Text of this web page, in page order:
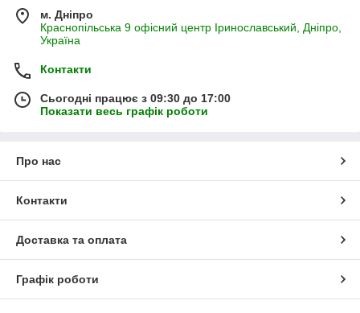
м. Дніпро
Краснопільська 9 офісний центр Іринославський, Дніпро,
Україна
Контакти
Сьогодні працює з 09:30 до 17:00
Показати весь графік роботи
Про нас
Контакти
Доставка та оплата
Графік роботи